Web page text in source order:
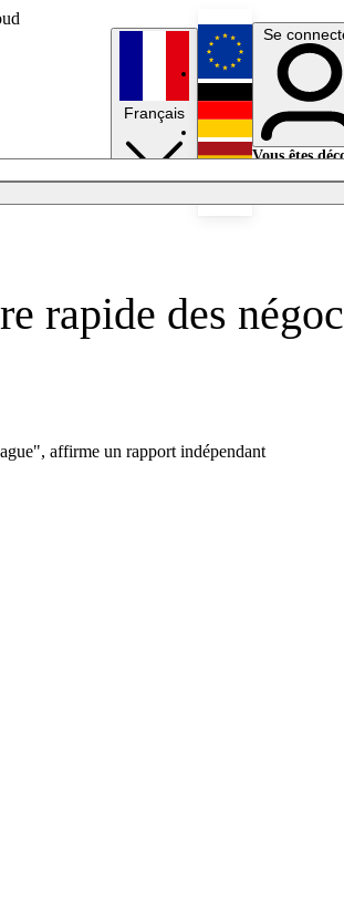
Français
English
Deutsch
Se
Vous êtes
rapide des
affirme un rapport indépendant